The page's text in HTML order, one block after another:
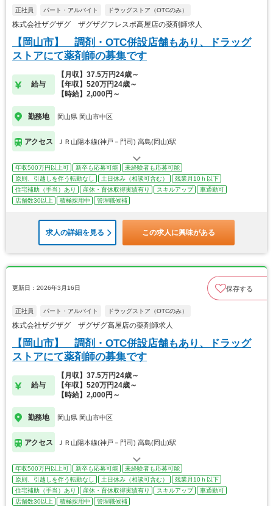
正社員 パート・アルバイト ドラッグストア（OTCのみ）
株式会社ザグザグ ザグザグフレスポ高屋店の薬剤師求人
【岡山市】 調剤・OTC併設店舗もあり、ドラッグ
ストアにて薬剤師の募集です
給与
【月収】37.5万円24歳～
【年収】520万円24歳～
【時給】2,000円～
勤務地 岡山県 岡山市中区
アクセス ＪＲ山陽本線(神戸－門司) 高島(岡山)駅
年収500万円以上可 新卒も応募可能
未経験者も応募可能
原則、引越しを伴う転勤なし
土日休み（相談可含む）
残業月10ｈ以下
住宅補助（手当）あり
産休・育休取得実績有り スキルアップ
車通勤可
店舗数30以上
積極採用中 管理職候補
求人の詳細を見る この求人に興味がある
更新日：2026年3月16日 保存する
正社員 パート・アルバイト ドラッグストア（OTCのみ）
株式会社ザグザグ ザグザグ高屋店の薬剤師求人
【岡山市】 調剤・OTC併設店舗もあり、ドラッグ
ストアにて薬剤師の募集です
給与
【月収】37.5万円24歳～
【年収】520万円24歳～
【時給】2,000円～
勤務地 岡山県 岡山市中区
アクセス ＪＲ山陽本線(神戸－門司) 高島(岡山)駅
年収500万円以上可 新卒も応募可能
未経験者も応募可能
原則、引越しを伴う転勤なし
土日休み（相談可含む）
残業月10ｈ以下
住宅補助（手当）あり
産休・育休取得実績有り スキルアップ
車通勤可
店舗数30以上
積極採用中 管理職候補